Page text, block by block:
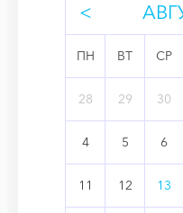
<
ПН ВТ СР
28 29 30
4 5 6
11 12 13